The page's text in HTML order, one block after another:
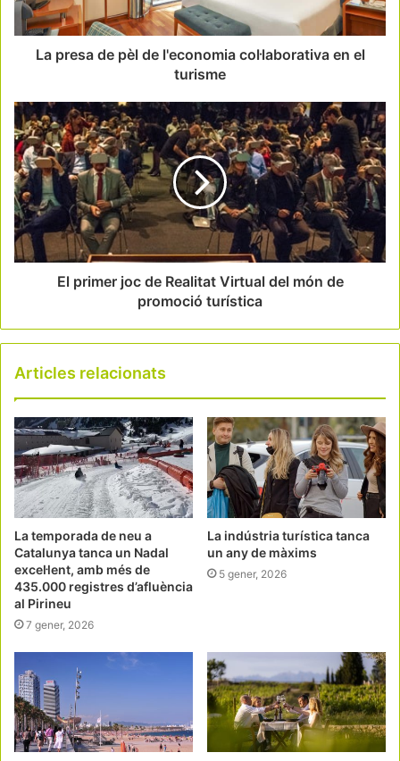
La presa de pèl de l'economia col·laborativa en el
turisme
El primer joc de Realitat Virtual del món de
promoció turística
Articles relacionats
La temporada de neu a
Catalunya tanca un Nadal
excel·lent, amb més de
435.000 registres d’afluència
al Pirineu
7 gener, 2026
La indústria turística tanca
un any de màxims
5 gener, 2026